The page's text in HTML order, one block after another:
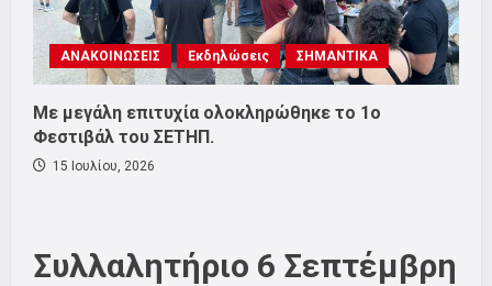
ΑΝΑΚΟΙΝΩΣΕΙΣ Εκδηλώσεις ΣΗΜΑΝΤΙΚΑ
Με μεγάλη επιτυχία ολοκληρώθηκε το 1ο
Φεστιβάλ του ΣΕΤΗΠ.
15 Ιουλίου, 2026
Συλλαλητήριο 6 Σεπτέμβρη